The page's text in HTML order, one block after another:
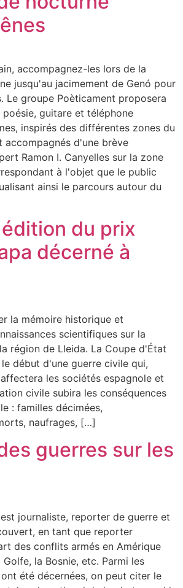
accompagnez-les lors de la
jusqu'au jacimement de Genó pour
Le groupe Poèticament proposera
guitare et téléphone
inspirés des différentes zones du
accompagnés d'une brève
Ramon I. Canyelles sur la zone
à l'objet que le public
ainsi le parcours autour du
du prix
décerné à
la mémoire historique et
scientifiques sur la
région de Lleida. La Coupe d'État
début d'une guerre civile qui,
les sociétés espagnole et
civile subira les conséquences
: familles décimées,
naufrages, […]
guerres sur les
journaliste, reporter de guerre et
en tant que reporter
des conflits armés en Amérique
la Bosnie, etc. Parmi les
été décernées, on peut citer le